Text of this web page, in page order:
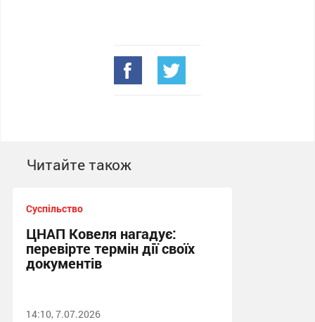
Читайте також
Суспільство
ЦНАП Ковеля нагадує:
перевірте термін дії своїх
документів
14:10, 7.07.2026